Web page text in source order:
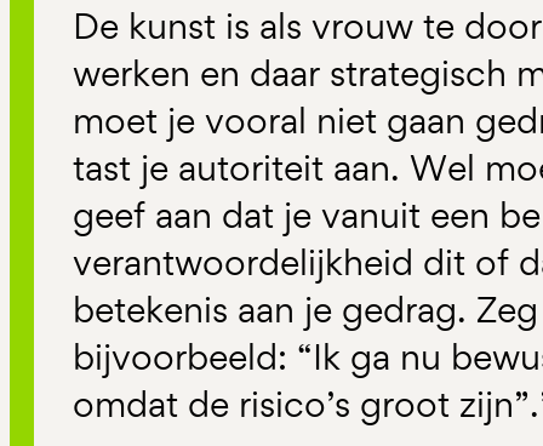
De kunst is als vrouw te
werken en daar strategisch
moet je vooral niet gaan
tast je autoriteit aan. Wel
geef aan dat je vanuit een
verantwoordelijkheid dit of
betekenis aan je gedrag.
bijvoorbeeld: “Ik ga nu
omdat de risico’s groot